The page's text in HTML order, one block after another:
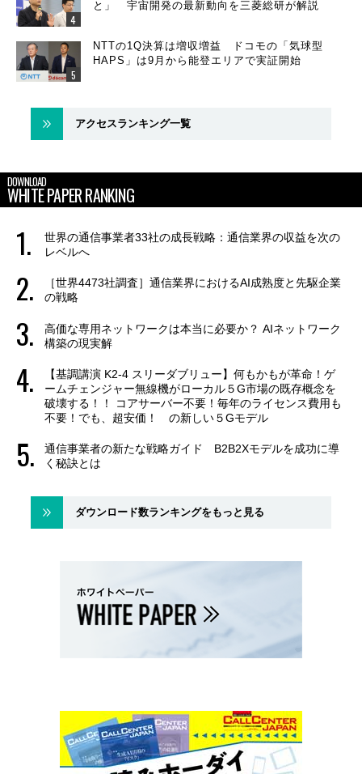
と」 宇宙開発の最新動向を三菱総研が解説
NTTの1Q決算は増収増益 ドコモの「気球型
HAPS」は9月から能登エリアで実証開始
アクセスランキング一覧
DOWNLOAD
WHITE PAPER RANKING
世界の通信事業者33社の成長戦略：通信業界の収益を次の
レベルへ
［世界4473社調査］通信業界におけるAI成熟度と先駆企業
の戦略
高価な専用ネットワークは本当に必要か？ AIネットワーク
構築の現実解
【基調講演 K2-4 スリーダブリュー】何もかもが革命！ゲ
ームチェンジャー無線機がローカル５G市場の既存概念を
破壊する！！ コアサーバー不要！毎年のライセンス費用も
不要！でも、超安価！ の新しい５Gモデル
通信事業者の新たな戦略ガイド B2B2Xモデルを成功に導
く秘訣とは
ダウンロード数ランキングをもっと見る